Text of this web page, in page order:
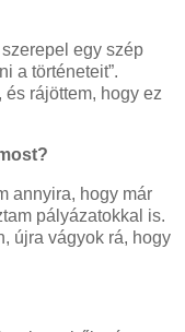
egy szép
a történeteit”.
rájöttem, hogy ez
annyira, hogy már
pályázatokkal is.
újra vágyok rá, hogy